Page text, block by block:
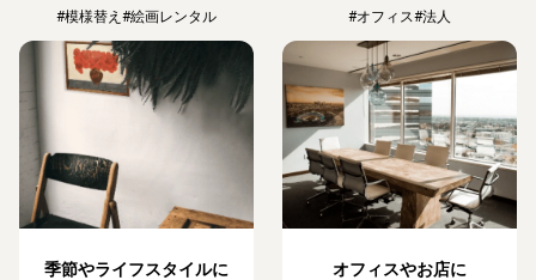
#模様替え #絵画レンタル
季節やライフスタイルに
#オフィス#法人
オフィスやお店に